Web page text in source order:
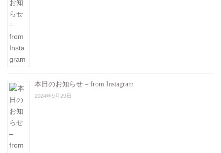
本日のお知らせ – from Instagram
2024年9月29日